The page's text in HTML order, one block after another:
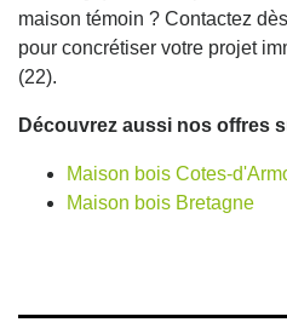
maison témoin ? Contactez
pour concrétiser votre projet
(22).
Découvrez aussi nos offres
Maison bois Cotes-
Maison bois Bretagne